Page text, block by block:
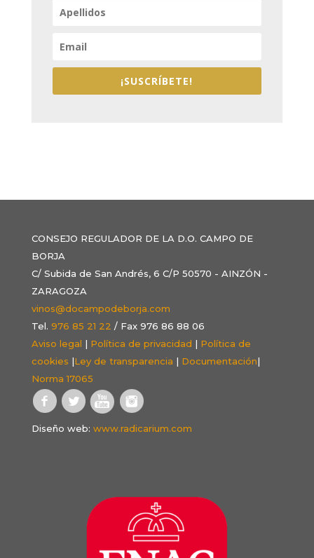
¡SUSCRÍBETE!
CONSEJO REGULADOR DE LA D.O. CAMPO DE
BORJA
C/ Subida de San Andrés, 6 C/P 50570 - AINZÓN -
ZARAGOZA
vinos@docampodeborja.com
Tel. 976 85 21 22 / Fax 976 86 88 06
Aviso legal | Política de privacidad | Política de
cookies |Ley de transparencia | Documentación|
Norma 17065
Diseño web: www.radicarium.com